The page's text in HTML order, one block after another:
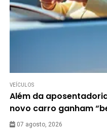
VEÍCULOS
Além da
novo carro ganham
07 agosto, 2026